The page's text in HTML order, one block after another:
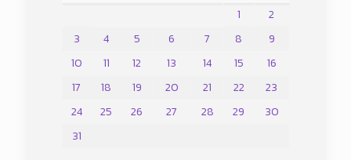
1
2
3
4 5 6 7 8
9
10
11 12 13 14 15
16
17
18 19 20 21 22
23
24
25 26 27 28 29
30
31